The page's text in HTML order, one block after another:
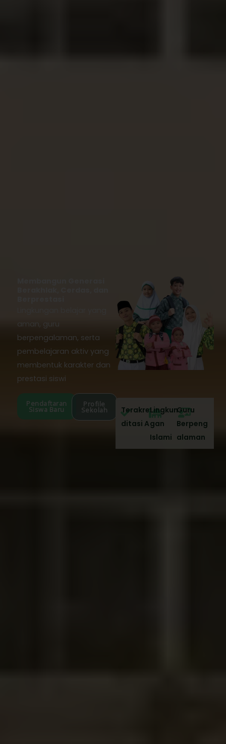
aman, guru
berpengalaman, serta
pembelajaran aktiv yang
membentuk karakter dan
prestasi siswi
Pendaftaran
Siswa Baru
Profile
Sekolah
Terakre
ditasi A
Lingkun
gan
Islami
Guru
Berpeng
alaman